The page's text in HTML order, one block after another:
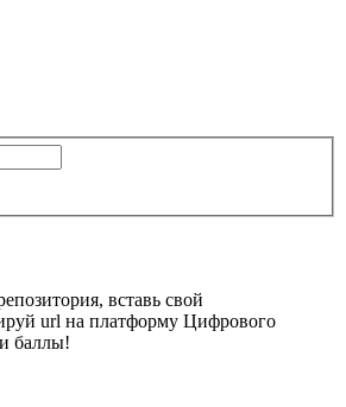
вставь свой
url на платформу Цифрового
баллы!